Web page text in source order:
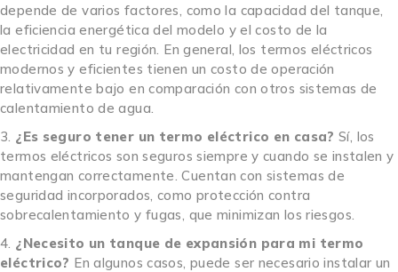
depende de varios factores, como la capacidad del tanque,
la eficiencia energética del modelo y el costo de la
electricidad en tu región. En general, los termos eléctricos
modernos y eficientes tienen un costo de operación
relativamente bajo en comparación con otros sistemas de
calentamiento de agua.
¿Es seguro tener un termo eléctrico en casa? Sí, los
termos eléctricos son seguros siempre y cuando se instalen y
mantengan correctamente. Cuentan con sistemas de
seguridad incorporados, como protección contra
sobrecalentamiento y fugas, que minimizan los riesgos.
¿Necesito un tanque de expansión para mi termo
eléctrico? En algunos casos, puede ser necesario instalar un